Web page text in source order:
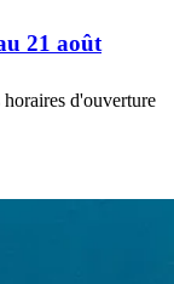
21 août
horaires d'ouverture